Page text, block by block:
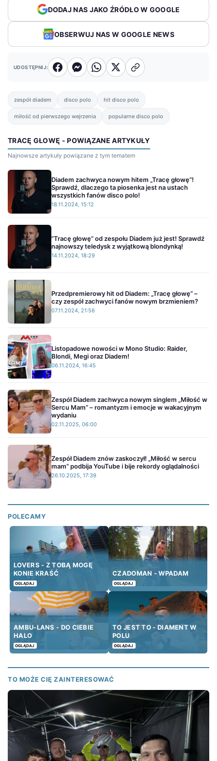
DODAJ NAS JAKO ŹRÓDŁO W GOOGLE
OBSERWUJ NAS W GOOGLE NEWS
UDOSTĘPNIJ:
zespół diadem disco polo hit disco polo
miłość od pierwszego wejrzenia popularne disco polo
TRACĘ GŁOWĘ - POWIĄZANE ARTYKUŁY
Najnowsze artykuły powiązane z tym tematem
Diadem zachwyca nowym hitem „Tracę głowę”!
Sprawdź, dlaczego ta piosenka jest na ustach
wszystkich fanów disco polo!
18.11.2024, 15:12
”Tracę głowę” od zespołu Diadem już jest! Sprawdź
najnowszy teledysk z wyjątkową blondynką!
14.11.2024, 18:29
Przedpremierowy hit od Diadem: „Tracę głowę” –
czy zespół zachwyci fanów nowym brzmieniem?
07.11.2024, 21:56
Listopadowe nowości w Mono Studio: Raider,
Blondi, Megi oraz Diadem!
06.11.2024, 16:45
Zespół Diadem zachwyca nowym singlem „Miłość w
Sercu Mam” – romantyzm i emocje w wakacyjnym
wydaniu
02.11.2025, 06:00
Zespół Diadem znów zaskoczył! „Miłość w sercu
mam” podbija YouTube i bije rekordy oglądalności
26.10.2025, 17:39
POLECAMY
LOVERS - Z TOBĄ MOGĘ
KONIE KRAŚĆ
OGLĄDAJ
CZADOMAN - WPADAM
OGLĄDAJ
AMBU-LANS - DO CIEBIE
HALO
OGLĄDAJ
TO JEST TO - DIAMENT W
POLU
OGLĄDAJ
TO MOŻE CIĘ ZAINTERESOWAĆ